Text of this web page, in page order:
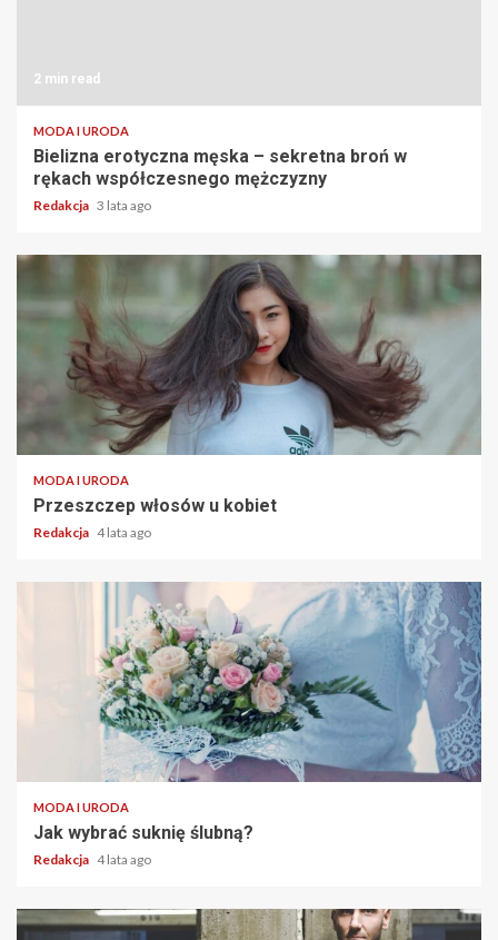
2 min read
MODA I URODA
Bielizna erotyczna męska – sekretna broń w
rękach współczesnego mężczyzny
Redakcja 3 lata ago
2 min read
MODA I URODA
Przeszczep włosów u kobiet
Redakcja 4 lata ago
MODA I URODA
Jak wybrać suknię ślubną?
Redakcja 4 lata ago